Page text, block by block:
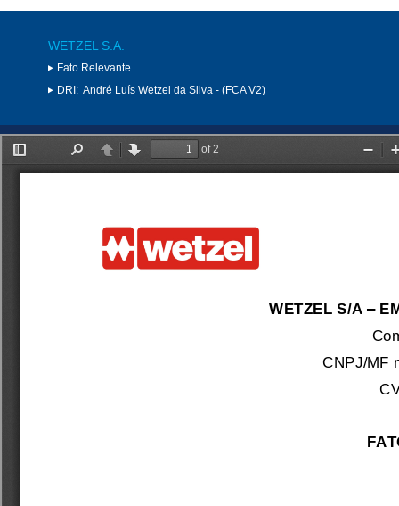
WETZEL S.A.
Fato Relevante
DRI: André Luís Wetzel da Silva - (FCA V2)